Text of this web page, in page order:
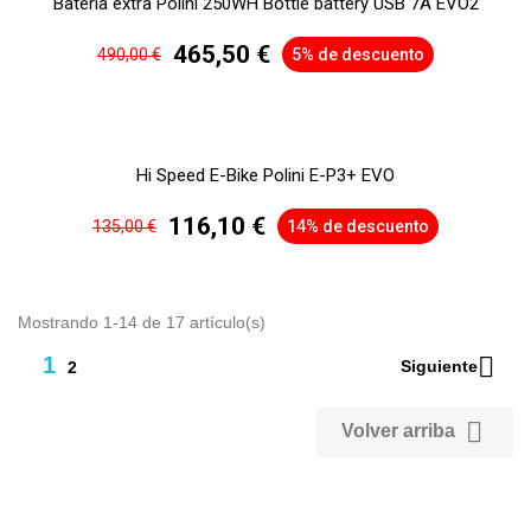
490,00 € 465,50 € 5% de descuento
Hi Speed E-Bike Polini E-P3+ EVO
135,00 € 116,10 € 14% de descuento
Mostrando 1-14 de 17 artículo(s)
1 2 Siguiente
Volver arriba 